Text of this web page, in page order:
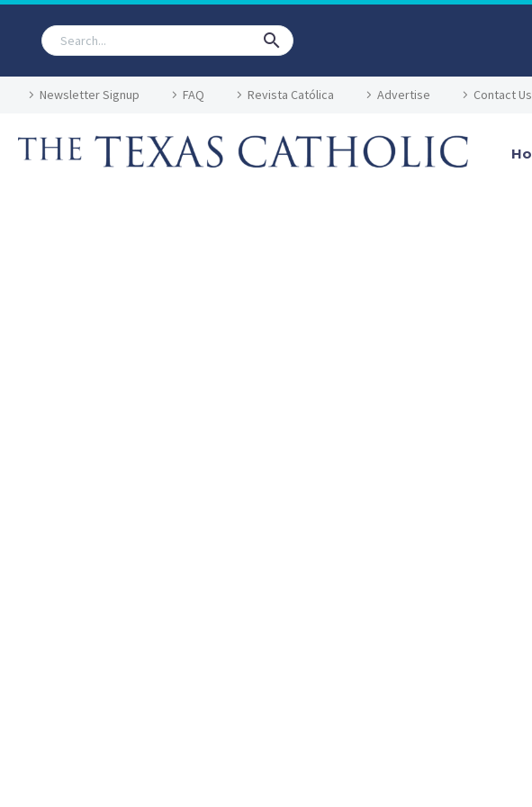
Newsletter Signup FAQ Revista Católica Advertise Contact Us